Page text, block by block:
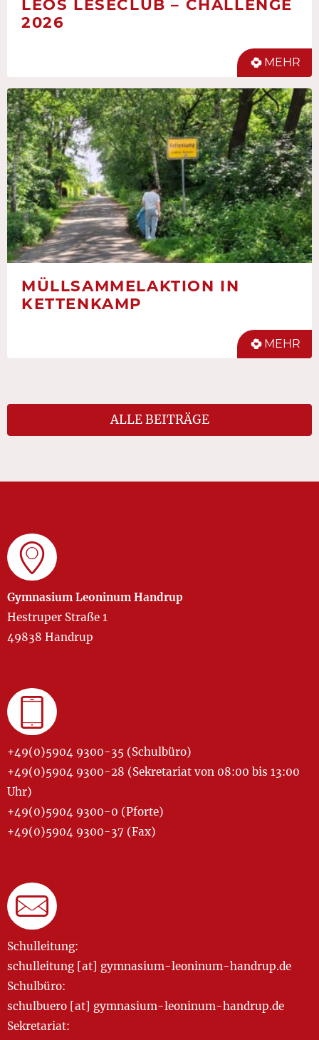
LEOS LESECLUB – CHALLENGE
2026
MEHR
MÜLLSAMMELAKTION IN
KETTENKAMP
MEHR
ALLE BEITRÄGE
Gymnasium Leoninum Handrup
Hestruper Straße 1
49838 Handrup
+49(0)5904 9300-35 (Schulbüro)
+49(0)5904 9300-28 (Sekretariat von 08:00 bis 13:00
Uhr)
+49(0)5904 9300-0 (Pforte)
+49(0)5904 9300-37 (Fax)
Schulleitung:
schulleitung [at] gymnasium-leoninum-handrup.de
Schulbüro:
schulbuero [at] gymnasium-leoninum-handrup.de
Sekretariat: